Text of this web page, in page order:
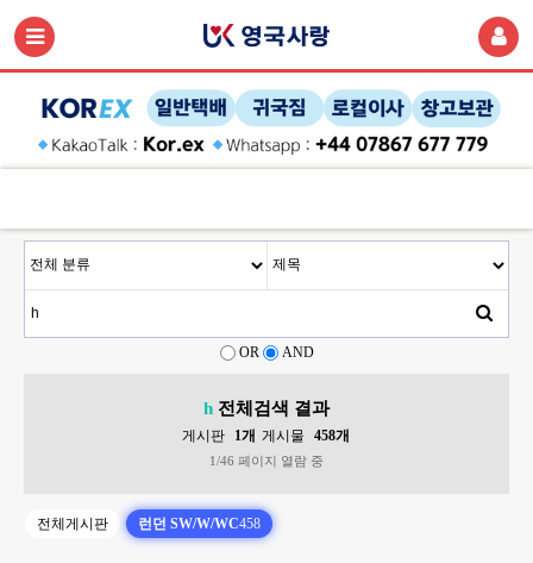
OR AND
h 전체검색 결과
게시판 1개 게시물 458개
1/46 페이지 열람 중
전체게시판 런던 SW/W/WC458